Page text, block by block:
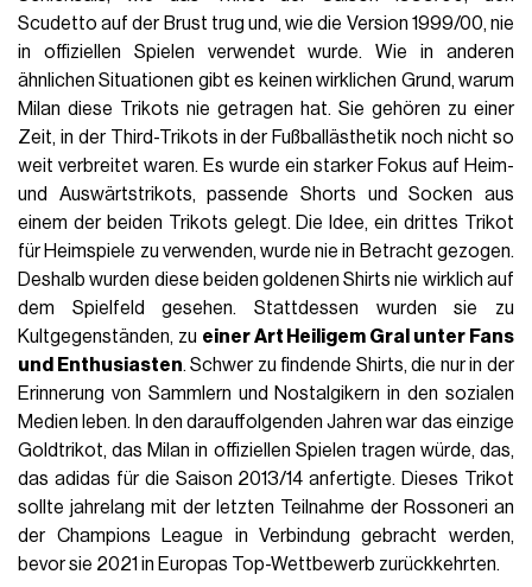
Scudetto auf der Brust trug und, wie die Version 1999/00, nie
in offiziellen Spielen verwendet wurde. Wie in anderen
ähnlichen Situationen gibt es keinen wirklichen Grund, warum
Milan diese Trikots nie getragen hat. Sie gehören zu einer
Zeit, in der Third-Trikots in der Fußballästhetik noch nicht so
weit verbreitet waren. Es wurde ein starker Fokus auf Heim-
und Auswärtstrikots, passende Shorts und Socken aus
einem der beiden Trikots gelegt. Die Idee, ein drittes Trikot
für Heimspiele zu verwenden, wurde nie in Betracht gezogen.
Deshalb wurden diese beiden goldenen Shirts nie wirklich auf
dem Spielfeld gesehen. Stattdessen wurden sie zu
Kultgegenständen, zu einer Art Heiligem Gral unter Fans
und Enthusiasten. Schwer zu findende Shirts, die nur in der
Erinnerung von Sammlern und Nostalgikern in den sozialen
Medien leben. In den darauffolgenden Jahren war das einzige
Goldtrikot, das Milan in offiziellen Spielen tragen würde, das,
das adidas für die Saison 2013/14 anfertigte. Dieses Trikot
sollte jahrelang mit der letzten Teilnahme der Rossoneri an
der Champions League in Verbindung gebracht werden,
bevor sie 2021 in Europas Top-Wettbewerb zurückkehrten.